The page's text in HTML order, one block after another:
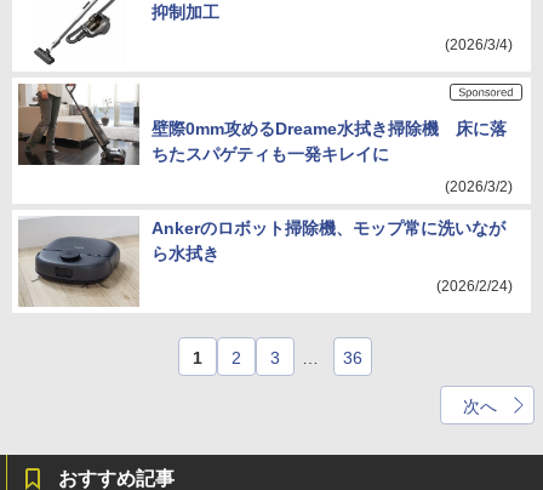
抑制加工
(2026/3/4)
壁際0mm攻めるDreame水拭き掃除機 床に落
ちたスパゲティも一発キレイに
(2026/3/2)
Ankerのロボット掃除機、モップ常に洗いなが
ら水拭き
(2026/2/24)
1 2 3 36
次へ
おすすめ記事